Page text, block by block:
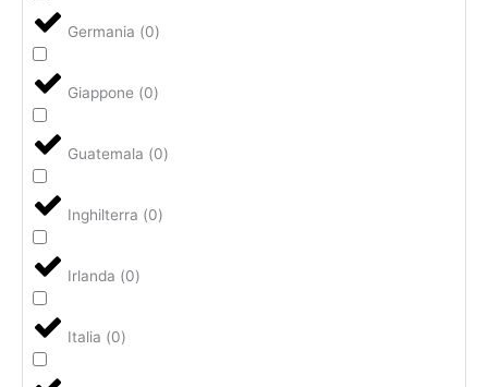
Germania (0)
Giappone (0)
Guatemala (0)
Inghilterra (0)
Irlanda (0)
Italia (0)